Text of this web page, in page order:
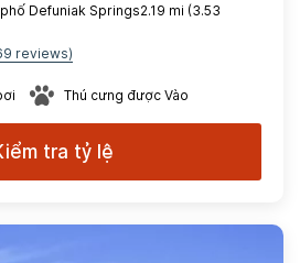
Defuniak Springs2.19 mi (3.53
reviews)
Thú cưng được Vào
tra tỷ lệ